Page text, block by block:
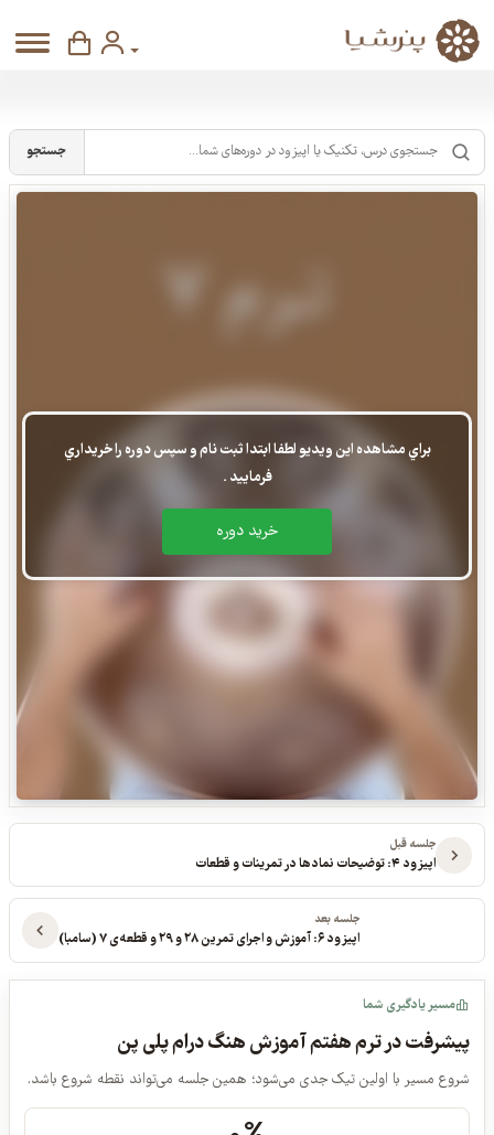
جستجو
براي مشاهده اين ويديو لطفا ابتدا ثبت نام و سپس دوره را خريداري
فرماييد .
خريد دوره
جلسه قبل
اپیزود ۴: توضیحات نمادها در تمرینات و قطعات
جلسه بعد
اپیزود ۶: آموزش و اجرای تمرین ۲۸ و ۲۹ و قطعه‌ی ۷ (سامبا)
مسیر یادگیری شما
پیشرفت در ترم هفتم آموزش هنگ درام پلی پن
شروع مسیر با اولین تیک جدی می‌شود؛ همین جلسه می‌تواند نقطه شروع باشد.